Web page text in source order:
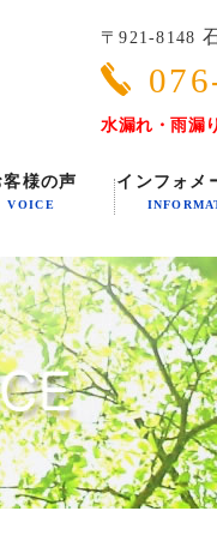
〒921-8148
水漏れ・雨漏
客様の声
VOICE
インフォメ